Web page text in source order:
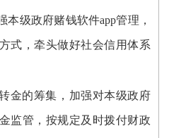
本级政府赌钱软件app管理，
式，牵头做好社会信用体系
金的筹集，加强对本级政府
监管，按规定及时拨付财政